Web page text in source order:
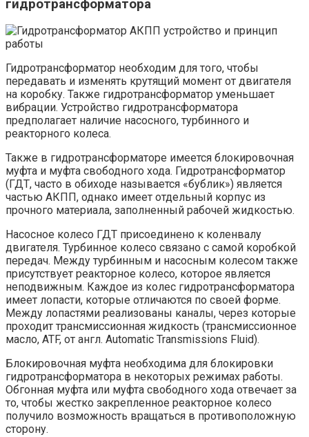
гидротрансформатора
Гидротрансформатор необходим для того, чтобы
передавать и изменять крутящий момент от двигателя
на коробку. Также гидротрансформатор уменьшает
вибрации. Устройство гидротрансформатора
предполагает наличие насосного, турбинного и
реакторного колеса.
Также в гидротрансформаторе имеется блокировочная
муфта и муфта свободного хода. Гидротрансформатор
(ГДТ, часто в обиходе называется «бублик») является
частью АКПП, однако имеет отдельный корпус из
прочного материала, заполненный рабочей жидкостью.
Насосное колесо ГДТ присоединено к коленвалу
двигателя. Турбинное колесо связано с самой коробкой
передач. Между турбинным и насосным колесом также
присутствует реакторное колесо, которое является
неподвижным. Каждое из колес гидротрансформатора
имеет лопасти, которые отличаются по своей форме.
Между лопастями реализованы каналы, через которые
проходит трансмиссионная жидкость (трансмиссионное
масло, ATF, от англ. Automatic Transmissions Fluid).
Блокировочная муфта необходима для блокировки
гидротрансформатора в некоторых режимах работы.
Обгонная муфта или муфта свободного хода отвечает за
то, чтобы жестко закрепленное реакторное колесо
получило возможность вращаться в противоположную
сторону.